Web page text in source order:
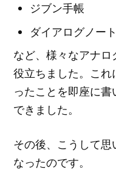
ジブン手帳
ダイアログノート
など、様々なアナロ
役立ちました。これ
ったことを即座に
できました。
その後、こうして思
なったのです。